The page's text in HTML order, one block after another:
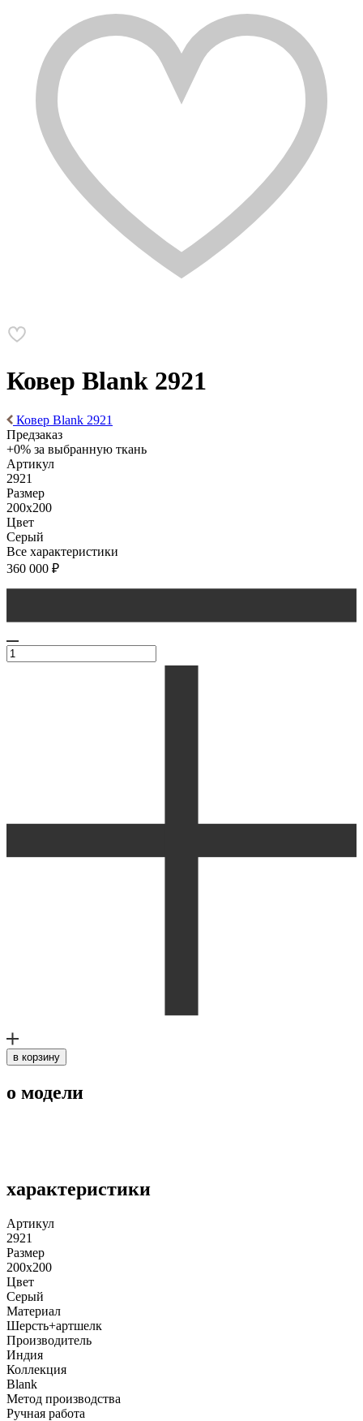
Ковер Blank 2921
Ковер Blank 2921
Предзаказ
+0% за выбранную ткань
Артикул
2921
Размер
200x200
Цвет
Серый
Все характеристики
360 000 ₽
в корзину
о модели
характеристики
Артикул
2921
Размер
200x200
Цвет
Серый
Материал
Шерсть+артшелк
Производитель
Индия
Коллекция
Blank
Метод производства
Ручная работа